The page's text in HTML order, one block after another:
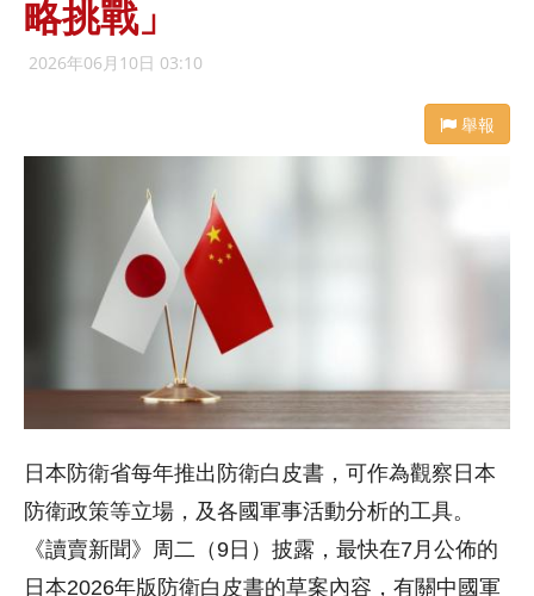
略挑戰」
2026年06月10日 03:10
舉報
日本防衛省每年推出防衛白皮書，可作為觀察日本
防衛政策等立場，及各國軍事活動分析的工具。
《讀賣新聞》周二（9日）披露，最快在7月公佈的
日本2026年版防衛白皮書的草案內容，有關中國軍